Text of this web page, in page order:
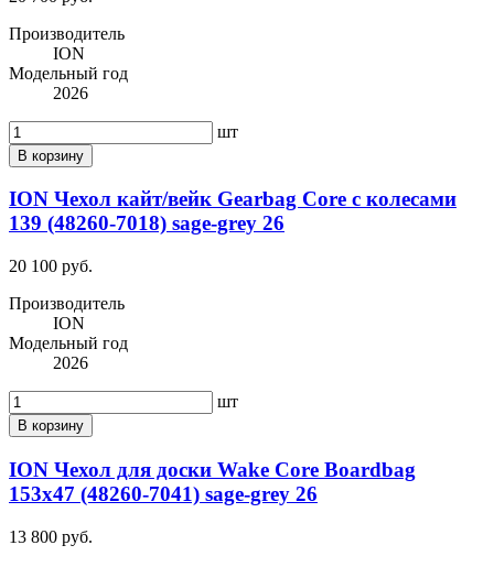
Производитель
ION
Модельный год
2026
шт
В корзину
ION Чехол кайт/вейк Gearbag Core с колесами
139 (48260-7018) sage-grey 26
20 100 руб.
Производитель
ION
Модельный год
2026
шт
В корзину
ION Чехол для доски Wake Core Boardbag
153x47 (48260-7041) sage-grey 26
13 800 руб.